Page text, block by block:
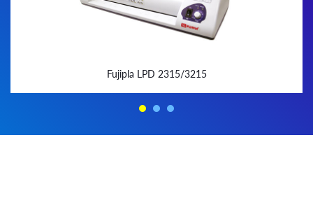
Fujipla LPD 2315/3215